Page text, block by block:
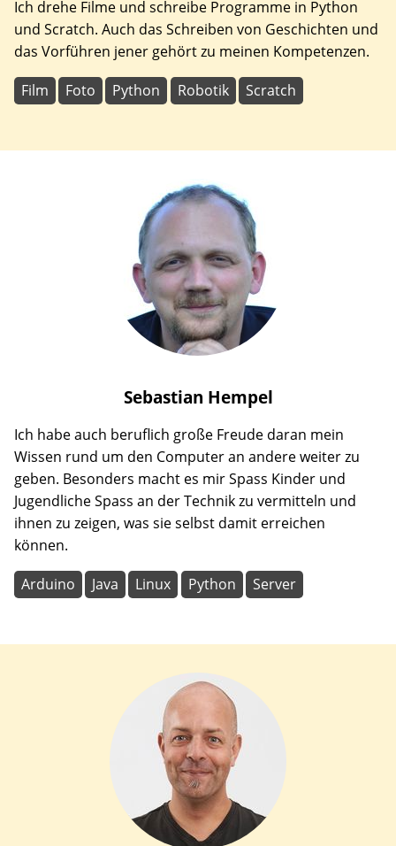
Ich drehe Filme und schreibe Programme in Python
und Scratch. Auch das Schreiben von Geschichten und
das Vorführen jener gehört zu meinen Kompetenzen.
Film Foto Python Robotik Scratch
Sebastian Hempel
Ich habe auch beruflich große Freude daran mein
Wissen rund um den Computer an andere weiter zu
geben. Besonders macht es mir Spass Kinder und
Jugendliche Spass an der Technik zu vermitteln und
ihnen zu zeigen, was sie selbst damit erreichen
können.
Arduino Java Linux Python Server